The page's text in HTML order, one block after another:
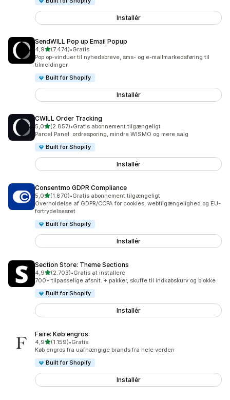
Installér
SendWILL Pop up Email Popup
4,9ud af 5 stjerner
(7.474)
7474 anmeldelser i alt
•Gratis
Pop op-vinduer til nyhedsbreve, sms- og e-mailmarkedsføring til
tilmeldinger
Built for Shopify
Installér
CWILL Order Tracking
5,0ud af 5 stjerner
(2.857)
2857 anmeldelser i alt
•Gratis abonnement tilgængeligt
Parcel Panel: ordresporing, mindre WISMO og mere salg
Built for Shopify
Installér
Consentmo GDPR Compliance
5,0ud af 5 stjerner
(1.870)
1870 anmeldelser i alt
•Gratis abonnement tilgængeligt
Overholdelse af GDPR/CCPA for cookies, webtilgængelighed og EU-
fortrydelsesret
Built for Shopify
Installér
Section Store: Theme Sections
4,9ud af 5 stjerner
(2.703)
2703 anmeldelser i alt
•Gratis at installere
700+ tilpasselige afsnit. + pakker, skuffe til indkøbskurv og blokke
Built for Shopify
Installér
Faire: Køb engros
4,9ud af 5 stjerner
(1.159)
1159 anmeldelser i alt
•Gratis
Køb engros fra uafhængige brands fra hele verden
Built for Shopify
Installér